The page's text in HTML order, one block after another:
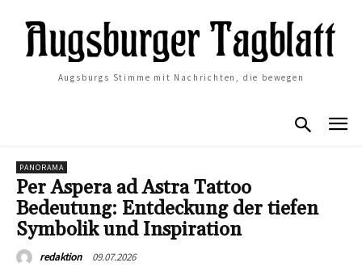
Augsburgs Stimme mit Nachrichten, die bewegen
PANORAMA
Per Aspera ad Astra Tattoo
Bedeutung: Entdeckung der tiefen
Symbolik und Inspiration
redaktion 09.07.2026